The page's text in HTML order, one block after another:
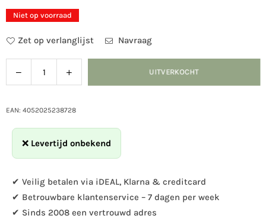
prijs
Niet op voorraad
Zet op verlanglijst Navraag
Hoeveelheid
Verlaag
de
voor
9
set
Verhoog
de
voor
9
UITVERKOCHT
EAN: 4052025238728
❌ Levertijd onbekend
✔ Veilig betalen via iDEAL, Klarna & creditcard
✔ Betrouwbare klantenservice – 7 dagen per week
✔ Sinds 2008 een vertrouwd adres